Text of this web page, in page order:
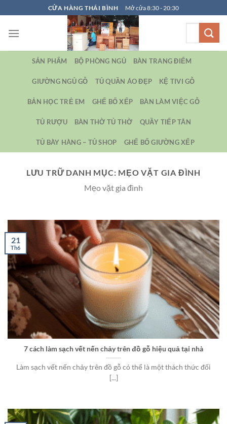
qua
nội
CỬA HÀNG THÁI BÌNH Mở cửa 8:30 - 20:30
SẢN PHẨM BỘ PHÒNG NGỦ BÀN TRANG ĐIỂM
GIƯỜNG NGỦ GỖ TỦ QUẦN ÁO ĐẸP KỆ TIVI GỖ
BẢN HỌC TRẺ EM GHẾ BỐ XẾP BÀN LÀM VIỆC GỖ
TỦ RƯỢU BÀN THỜ TỦ THỜ QUẦY TIẾP TÂN
TỦ BÀY HÀNG – TỦ SHOP GHẾ BỐ GIƯỜNG XẾP
LƯU TRỮ DANH MỤC: MẸO VẶT GIA ĐÌNH
Mẹo vặt gia đình
7 cách làm sạch vết nến chảy trên đồ gỗ hiệu quả tại nhà
Làm sạch vết nến chảy trên đồ gỗ có thể là một thách thức đối
[...]
21
Th6